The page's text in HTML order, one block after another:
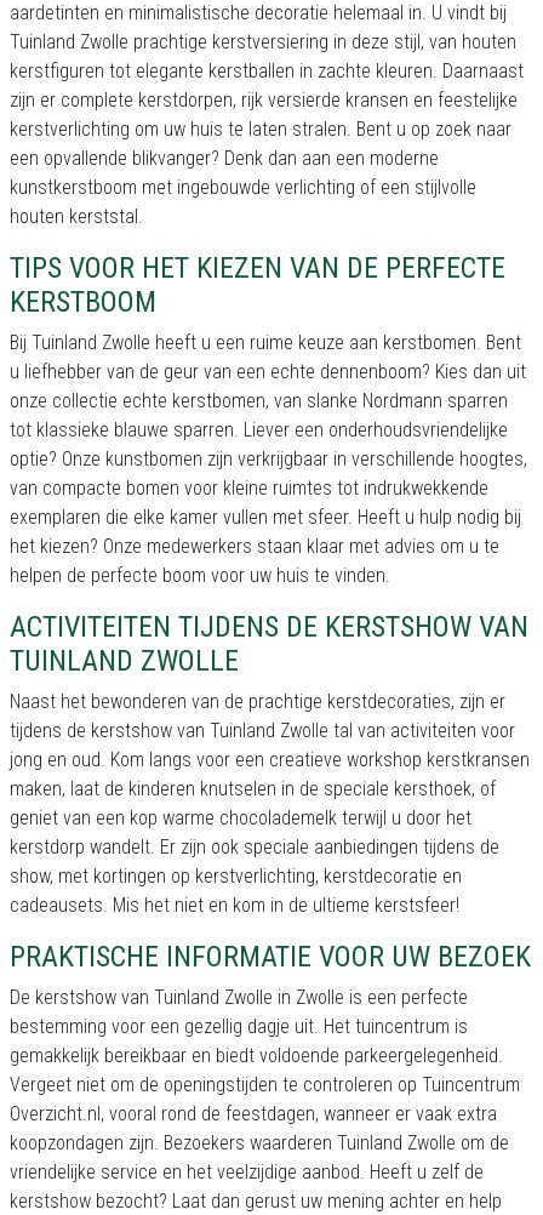
aardetinten en minimalistische decoratie helemaal in. U vindt bij
Tuinland Zwolle prachtige kerstversiering in deze stijl, van houten
kerstfiguren tot elegante kerstballen in zachte kleuren. Daarnaast
zijn er complete kerstdorpen, rijk versierde kransen en feestelijke
kerstverlichting om uw huis te laten stralen. Bent u op zoek naar
een opvallende blikvanger? Denk dan aan een moderne
kunstkerstboom met ingebouwde verlichting of een stijlvolle
houten kerststal.
TIPS VOOR HET KIEZEN VAN DE PERFECTE
KERSTBOOM
Bij Tuinland Zwolle heeft u een ruime keuze aan kerstbomen. Bent
u liefhebber van de geur van een echte dennenboom? Kies dan uit
onze collectie echte kerstbomen, van slanke Nordmann sparren
tot klassieke blauwe sparren. Liever een onderhoudsvriendelijke
optie? Onze kunstbomen zijn verkrijgbaar in verschillende hoogtes,
van compacte bomen voor kleine ruimtes tot indrukwekkende
exemplaren die elke kamer vullen met sfeer. Heeft u hulp nodig bij
het kiezen? Onze medewerkers staan klaar met advies om u te
helpen de perfecte boom voor uw huis te vinden.
ACTIVITEITEN TIJDENS DE KERSTSHOW VAN
TUINLAND ZWOLLE
Naast het bewonderen van de prachtige kerstdecoraties, zijn er
tijdens de kerstshow van Tuinland Zwolle tal van activiteiten voor
jong en oud. Kom langs voor een creatieve workshop kerstkransen
maken, laat de kinderen knutselen in de speciale kersthoek, of
geniet van een kop warme chocolademelk terwijl u door het
kerstdorp wandelt. Er zijn ook speciale aanbiedingen tijdens de
show, met kortingen op kerstverlichting, kerstdecoratie en
cadeausets. Mis het niet en kom in de ultieme kerstsfeer!
PRAKTISCHE INFORMATIE VOOR UW BEZOEK
De kerstshow van Tuinland Zwolle in Zwolle is een perfecte
bestemming voor een gezellig dagje uit. Het tuincentrum is
gemakkelijk bereikbaar en biedt voldoende parkeergelegenheid.
Vergeet niet om de openingstijden te controleren op Tuincentrum
Overzicht.nl, vooral rond de feestdagen, wanneer er vaak extra
koopzondagen zijn. Bezoekers waarderen Tuinland Zwolle om de
vriendelijke service en het veelzijdige aanbod. Heeft u zelf de
kerstshow bezocht? Laat dan gerust uw mening achter en help